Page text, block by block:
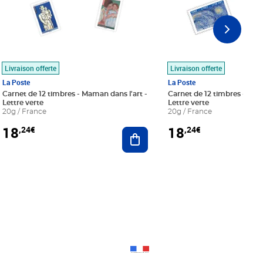
au panier
Livraison offerte
La Poste
Carnet de 12 timbres - Maman dans l'art -
Lettre verte
20g / France
18,24€ Ajouter au panier
Livraison offerte
La Poste
Carnet de 12 timbres - Le
Lettre verte
20g / France
18,24€